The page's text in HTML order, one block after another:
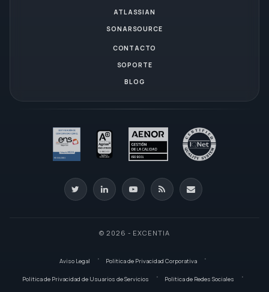
ATLASSIAN
SONARSOURCE
CONTACTO
SOPORTE
BLOG
© 2026 - EXCENTIA
Aviso Legal Política de Privacidad Corporativa
Política de Privacidad de Usuarios de Servicios Política de Redes Sociales